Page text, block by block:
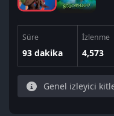
Süre
93 dakika
İzlenme
4,573
Genel izleyici